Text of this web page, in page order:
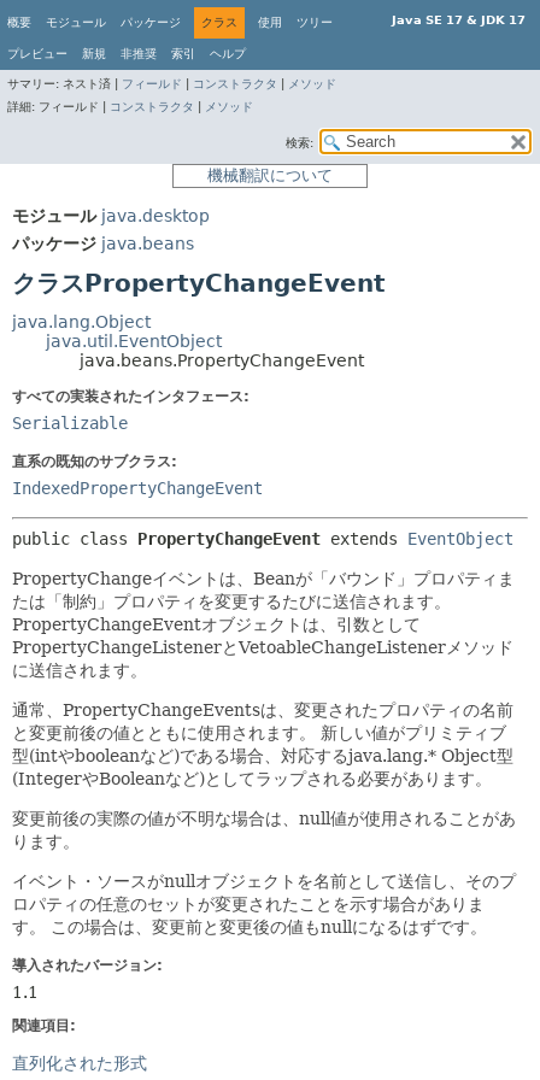
Java SE 17 & JDK 17
概要 モジュール パッケージ クラス 使用 ツリー
プレビュー 新規 非推奨 索引 ヘルプ
サマリー: ネスト済 | フィールド コンストラクタ
メソッド
詳細: フィールド | コンストラクタ メソッド
検索:
機械翻訳について
モジュール java.desktop
パッケージ java.beans
クラスPropertyChangeEvent
java.lang.Object
java.util.EventObject
java.beans.PropertyChangeEvent
すべての実装されたインタフェース:
Serializable
直系の既知のサブクラス:
IndexedPropertyChangeEvent
public class PropertyChangeEvent extends EventObject
PropertyChangeイベントは、Beanが「バウンド」プロパティま
たは「制約」プロパティを変更するたびに送信されます。
PropertyChangeEventオブジェクトは、引数として
PropertyChangeListenerとVetoableChangeListenerメソッド
に送信されます。
通常、PropertyChangeEventsは、変更されたプロパティの名前
と変更前後の値とともに使用されます。
新しい値がプリミティブ
型(intやbooleanなど)である場合、対応するjava.lang.* Object型
(IntegerやBooleanなど)としてラップされる必要があります。
変更前後の実際の値が不明な場合は、null値が使用されることがあ
ります。
イベント・ソースがnullオブジェクトを名前として送信し、そのプ
ロパティの任意のセットが変更されたことを示す場合がありま
す。
この場合は、変更前と変更後の値もnullになるはずです。
導入されたバージョン:
1.1
関連項目:
直列化された形式